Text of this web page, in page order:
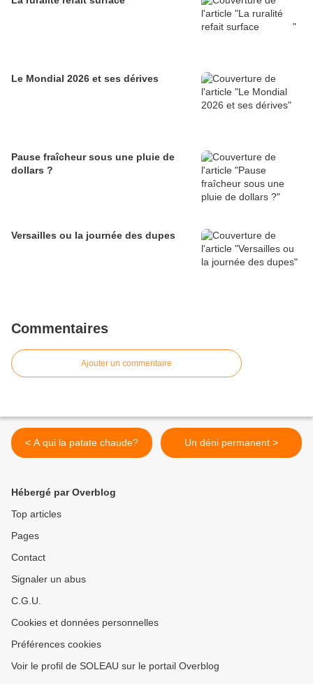
Le Mondial 2026 et ses dérives
Pause fraîcheur sous une pluie de
dollars ?
Versailles ou la journée des dupes
Commentaires
Ajouter un commentaire
< A qui la patate chaude? Un déni permanent >
Hébergé par Overblog
Top articles
Pages
Contact
Signaler un abus
C.G.U.
Cookies et données personnelles
Préférences cookies
Voir le profil de SOLEAU sur le portail Overblog